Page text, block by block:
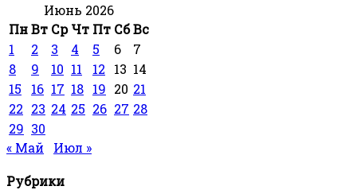
Июнь 2026
ПнВт Ср Чт Пт СбВс
1
2 3 4 5 6
7
8
9 10 11 12 13 14
15
16 17 18 19 20 21
22 23 24 25 26 27 28
29 30
« Май
Июл »
Рубрики